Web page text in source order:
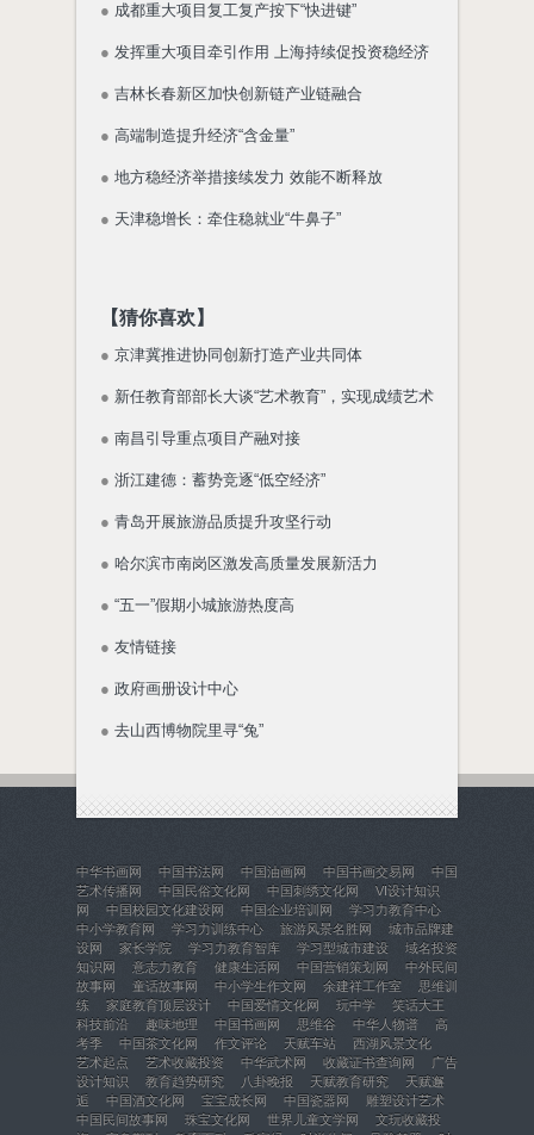
● 成都重大项目复工复产按下“快进键”
● 发挥重大项目牵引作用 上海持续促投资稳经济
● 吉林长春新区加快创新链产业链融合
● 高端制造提升经济“含金量”
● 地方稳经济举措接续发力 效能不断释放
● 天津稳增长：牵住稳就业“牛鼻子”
【猜你喜欢】
● 京津冀推进协同创新打造产业共同体
● 新任教育部部长大谈“艺术教育”，实现成绩艺术
● 南昌引导重点项目产融对接
● 浙江建德：蓄势竞逐“低空经济”
● 青岛开展旅游品质提升攻坚行动
● 哈尔滨市南岗区激发高质量发展新活力
● “五一”假期小城旅游热度高
● 友情链接
● 政府画册设计中心
● 去山西博物院里寻“兔”
中华书画网 中国书法网 中国油画网 中国书画交易网
中国
艺术传播网
中国民俗文化网 中国刺绣文化网
VI设计知识
网
中国校园文化建设网 中国企业培训网
学习力教育中心
中小学教育网
学习力训练中心 旅游风景名胜网
城市品牌建
设网
家长学院 学习力教育智库 学习型城市建设
域名投资
知识网
意志力教育 健康生活网 中国营销策划网
中外民间
故事网
童话故事网 中小学生作文网 余建祥工作室
思维训
练
家庭教育顶层设计 中国爱情文化网 玩中学
笑话大王
科技前沿
趣味地理 中国书画网 思维谷 中华人物谱
高
考季
中国茶文化网 作文评论 天赋车站
西湖风景文化
艺术起点
艺术收藏投资 中华武术网 收藏证书查询网
广告
设计知识
教育趋势研究 八卦晚报 天赋教育研究
天赋邂
逅
中国酒文化网 宝宝成长网 中国瓷器网
雕塑设计艺术
中国民间故事网
珠宝文化网 世界儿童文学网
文玩收藏投